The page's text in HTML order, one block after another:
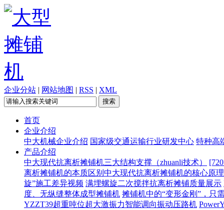
企业分站 | 网站地图 | RSS | XML
首页
企业介绍
中大机械企业介绍 国家级交通运输行业研发中心 特种高
产品介绍
中大现代抗离析摊铺机三大结构支撑（zhuanli技术）
离析摊铺机的本质区别 中大现代抗离析摊铺机的核心原
旋”施工差异视频 满埋螺旋二次搅拌抗离析摊铺质量展示
度、无纵缝整体成型摊铺机 摊铺机中的“变形金刚”，只
YZZT39超重吨位超大激振力智能调向振动压路机